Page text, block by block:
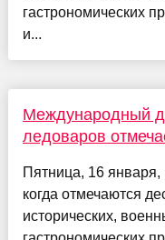
гастрономических
и...
Международный
ледоваров
Пятница, 16
когда отмечаются
исторических,